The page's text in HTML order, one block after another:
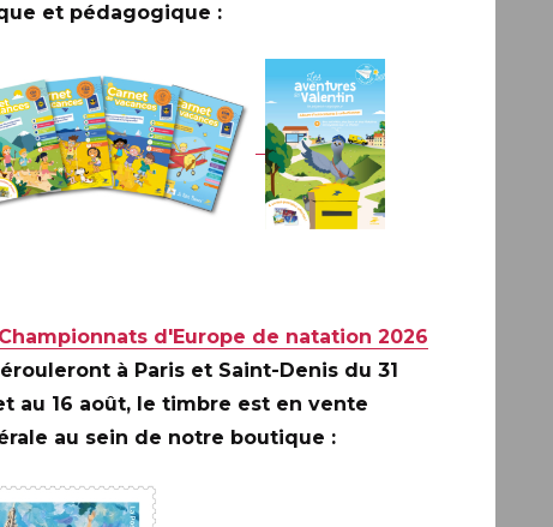
et pédagogique :
Championnats d'Europe de natation 2026
à Paris et Saint-Denis du 31
au 16 août, le timbre est en vente
au sein de notre boutique :